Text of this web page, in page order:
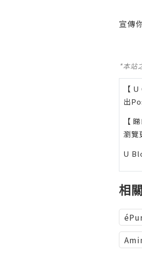
宣傳
*本站
【
出
【
瀏覽
U
相